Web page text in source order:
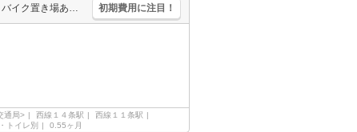
エレベーターあり。駐車場は敷地内。バス・トイレ別。オートロック。バイク置き場あり。敷金・礼金なし。初期費用クレジット払い可能。「エイブル学割」で仲介手数料家賃の0.55ヶ月分より10％ＯＦＦ。 初期費用に注目！
通局> 西線１４条駅
西線１１条駅
トイレ別 0.55ヶ月